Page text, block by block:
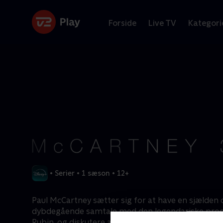
Forside Live TV
• Serier • 1 sæson • 12+
Paul McCartney sætter sig for at have en sjælden
dybdegående samtale med den legendariske